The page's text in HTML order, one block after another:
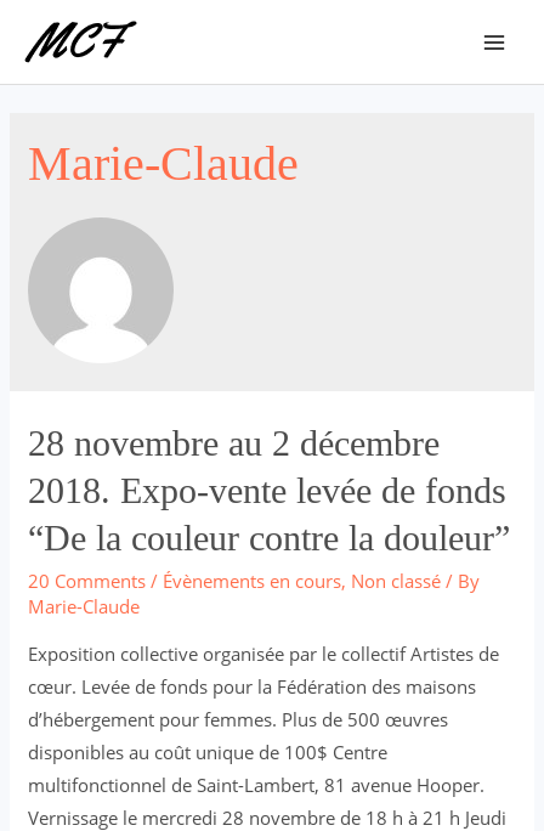
content
Marie-Claude
28 novembre au 2 décembre
2018. Expo-vente levée de fonds
“De la couleur contre la douleur”
20 Comments / Évènements en cours, Non classé / By
Marie-Claude
Exposition collective organisée par le collectif Artistes de
cœur. Levée de fonds pour la Fédération des maisons
d’hébergement pour femmes. Plus de 500 œuvres
disponibles au coût unique de 100$ Centre
multifonctionnel de Saint-Lambert, 81 avenue Hooper.
Vernissage le mercredi 28 novembre de 18 h à 21 h Jeudi